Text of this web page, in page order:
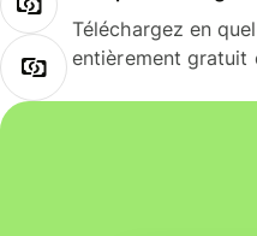
Téléchargez en
entièrement gratuit